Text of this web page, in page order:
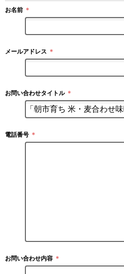
お名前 ＊
メールアドレス ＊
お問い合わせタイトル ＊
電話番号 ＊
お問い合わせ内容 ＊